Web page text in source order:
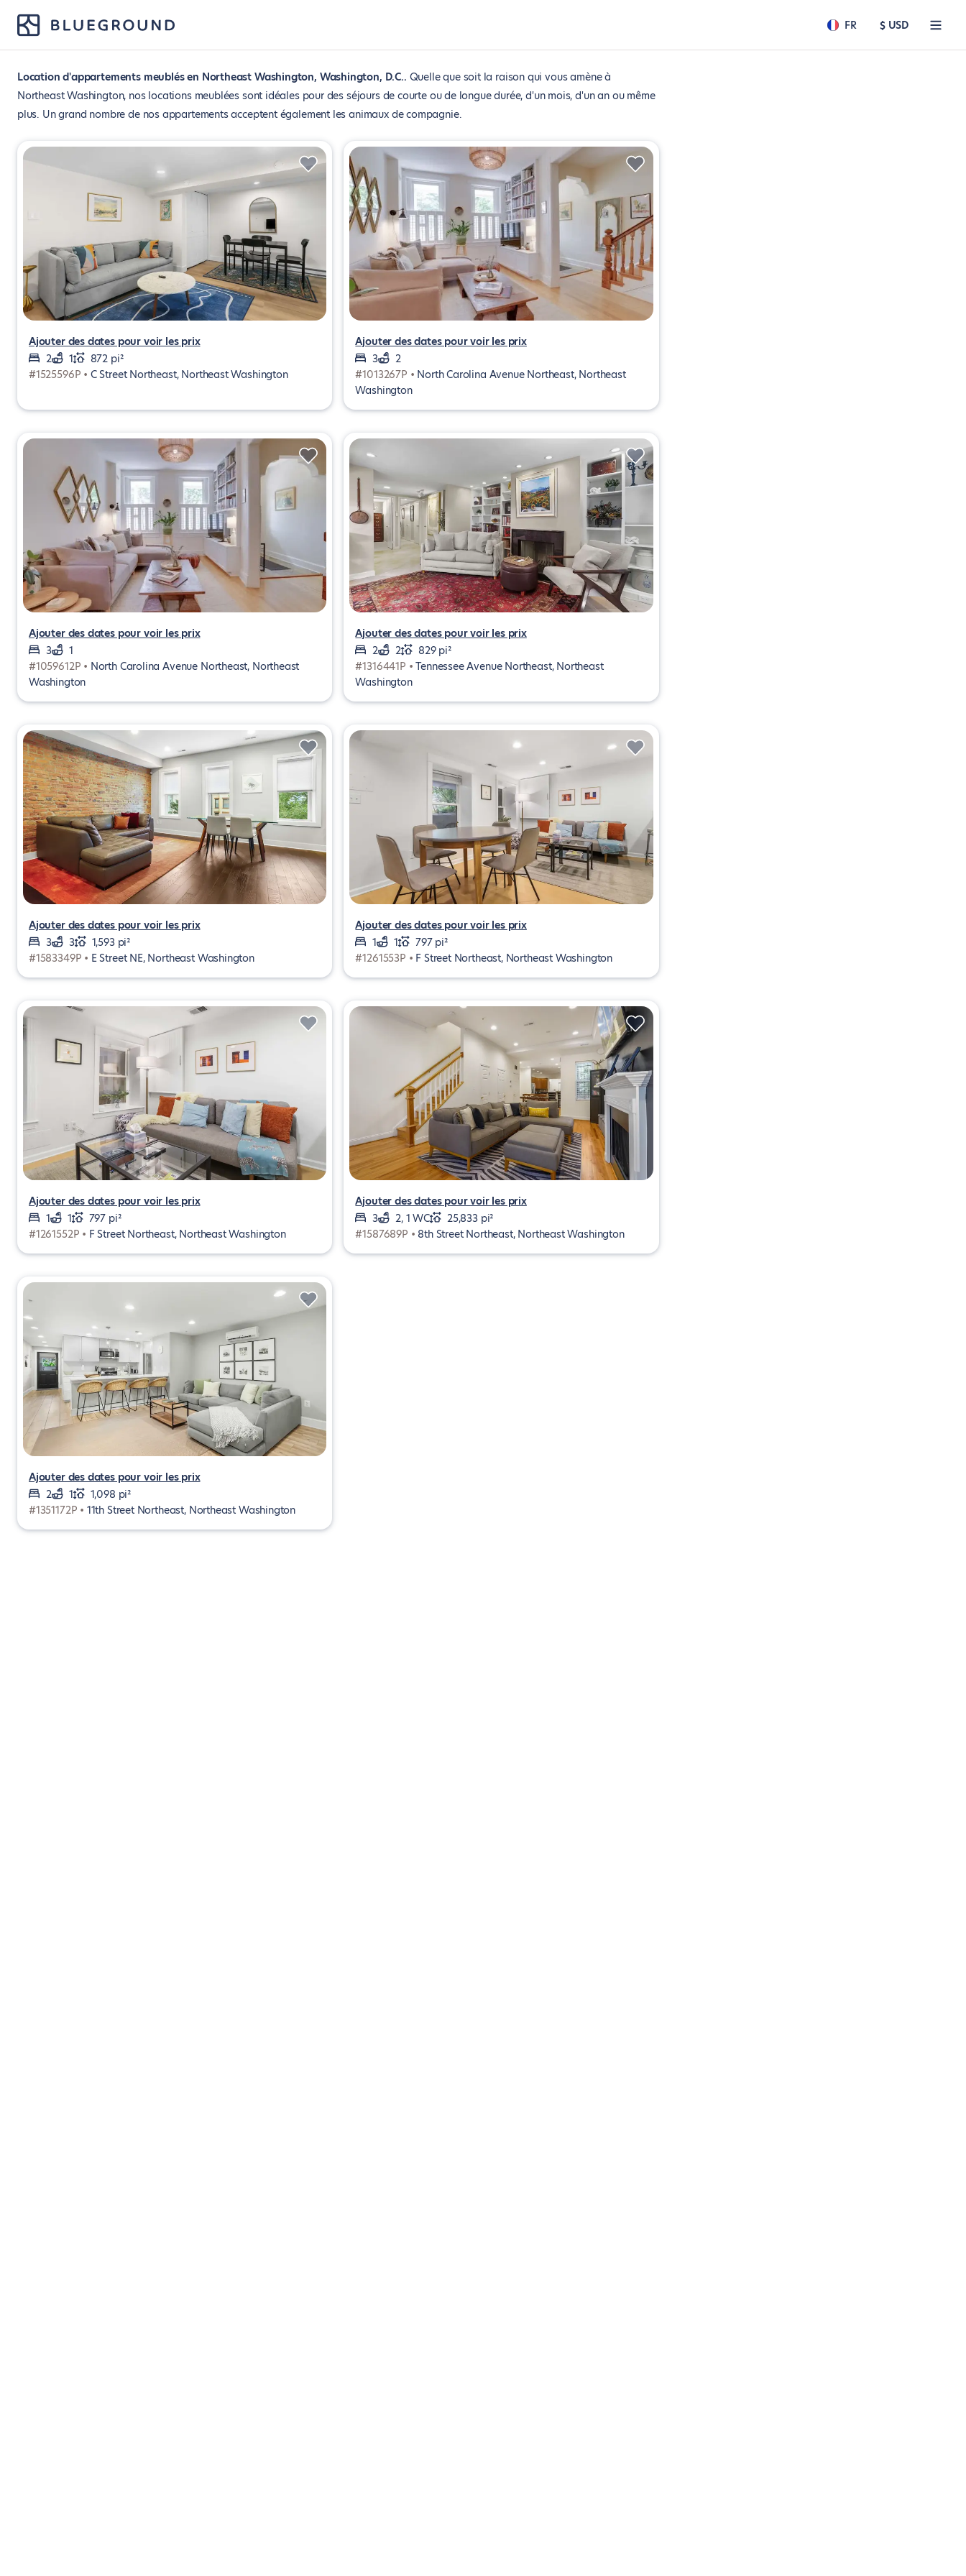
FR $ USD
Location d'appartements meublés en Northeast Washington, Washington, D.C. Quelle que soit la raison qui vous amène à
Northeast Washington, nos locations meublées sont idéales pour des séjours de courte ou de longue durée, d'un mois, d'un an ou même
plus. Un grand nombre de nos appartements acceptent également les animaux de compagnie.
Ajouter des dates pour voir les prix
2
1
872 pi²
#1525596P • C Street Northeast, Northeast Washington
Ajouter des dates pour voir les prix
3
2
#1013267P • North Carolina Avenue Northeast, Northeast
Washington
Ajouter des dates pour voir les prix
3
1
#1059612P • North Carolina Avenue Northeast, Northeast
Washington
Ajouter des dates pour voir les prix
2
2
829 pi²
#1316441P •Tennessee Avenue Northeast, Northeast
Washington
Ajouter des dates pour voir les prix
3
3
1,593 pi²
#1583349P • E Street NE, Northeast Washington
Ajouter des dates pour voir les prix
1
1
797 pi²
#1261553P • F Street Northeast, Northeast Washington
Ajouter des dates pour voir les prix
1
1
797 pi²
#1261552P • F Street Northeast, Northeast Washington
Ajouter des dates pour voir les prix
3
2, 1 WC
25,833 pi²
#1587689P • 8th Street Northeast, Northeast Washington
Ajouter des dates pour voir les prix
2
1
1,098 pi²
#1351172P • 11th Street Northeast, Northeast Washington